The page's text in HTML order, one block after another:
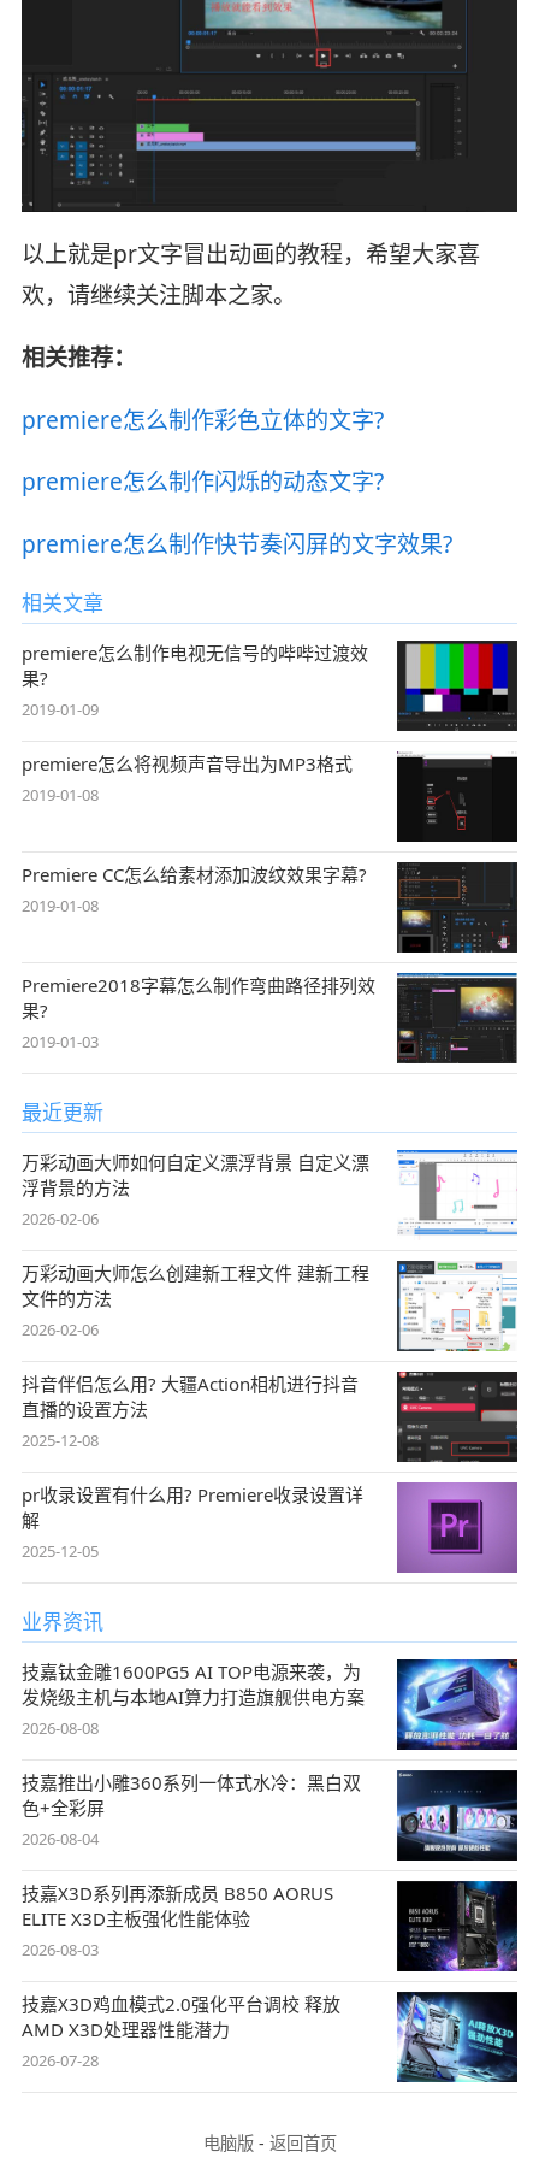
以上就是pr文字冒出动画的教程，希望大家喜
欢，请继续关注脚本之家。
相关推荐：
premiere怎么制作彩色立体的文字?
premiere怎么制作闪烁的动态文字?
premiere怎么制作快节奏闪屏的文字效果?
相关文章
premiere怎么制作电视无信号的哔哔过渡效
果?
2019-01-09
premiere怎么将视频声音导出为MP3格式
2019-01-08
Premiere CC怎么给素材添加波纹效果字幕?
2019-01-08
Premiere2018字幕怎么制作弯曲路径排列效
果?
2019-01-03
最近更新
万彩动画大师如何自定义漂浮背景 自定义漂
浮背景的方法
2026-02-06
万彩动画大师怎么创建新工程文件 建新工程
文件的方法
2026-02-06
抖音伴侣怎么用? 大疆Action相机进行抖音
直播的设置方法
2025-12-08
pr收录设置有什么用? Premiere收录设置详
解
2025-12-05
业界资讯
技嘉钛金雕1600PG5 AI TOP电源来袭，为
发烧级主机与本地AI算力打造旗舰供电方案
2026-08-08
技嘉推出小雕360系列一体式水冷：黑白双
色+全彩屏
2026-08-04
技嘉X3D系列再添新成员 B850 AORUS
ELITE X3D主板强化性能体验
2026-08-03
技嘉X3D鸡血模式2.0强化平台调校 释放
AMD X3D处理器性能潜力
2026-07-28
电脑版- 返回首页